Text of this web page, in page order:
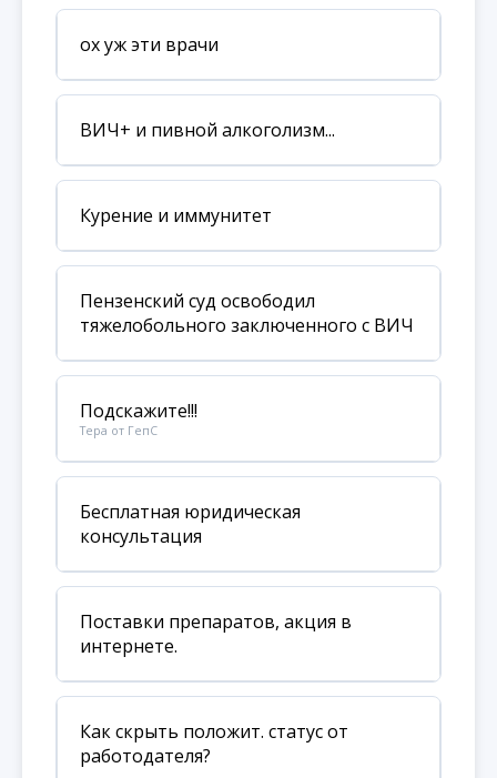
ох уж эти врачи
ВИЧ+ и пивной алкоголизм...
Курение и иммунитет
Пензенский суд освободил
тяжелобольного заключенного с ВИЧ
Подскажите!!!
Тера от ГепС
Бесплатная юридическая
консультация
Поставки препаратов, акция в
интернете.
Как скрыть положит. статус от
работодателя?